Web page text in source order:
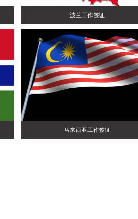
波兰工作签证
马来西亚工作签证